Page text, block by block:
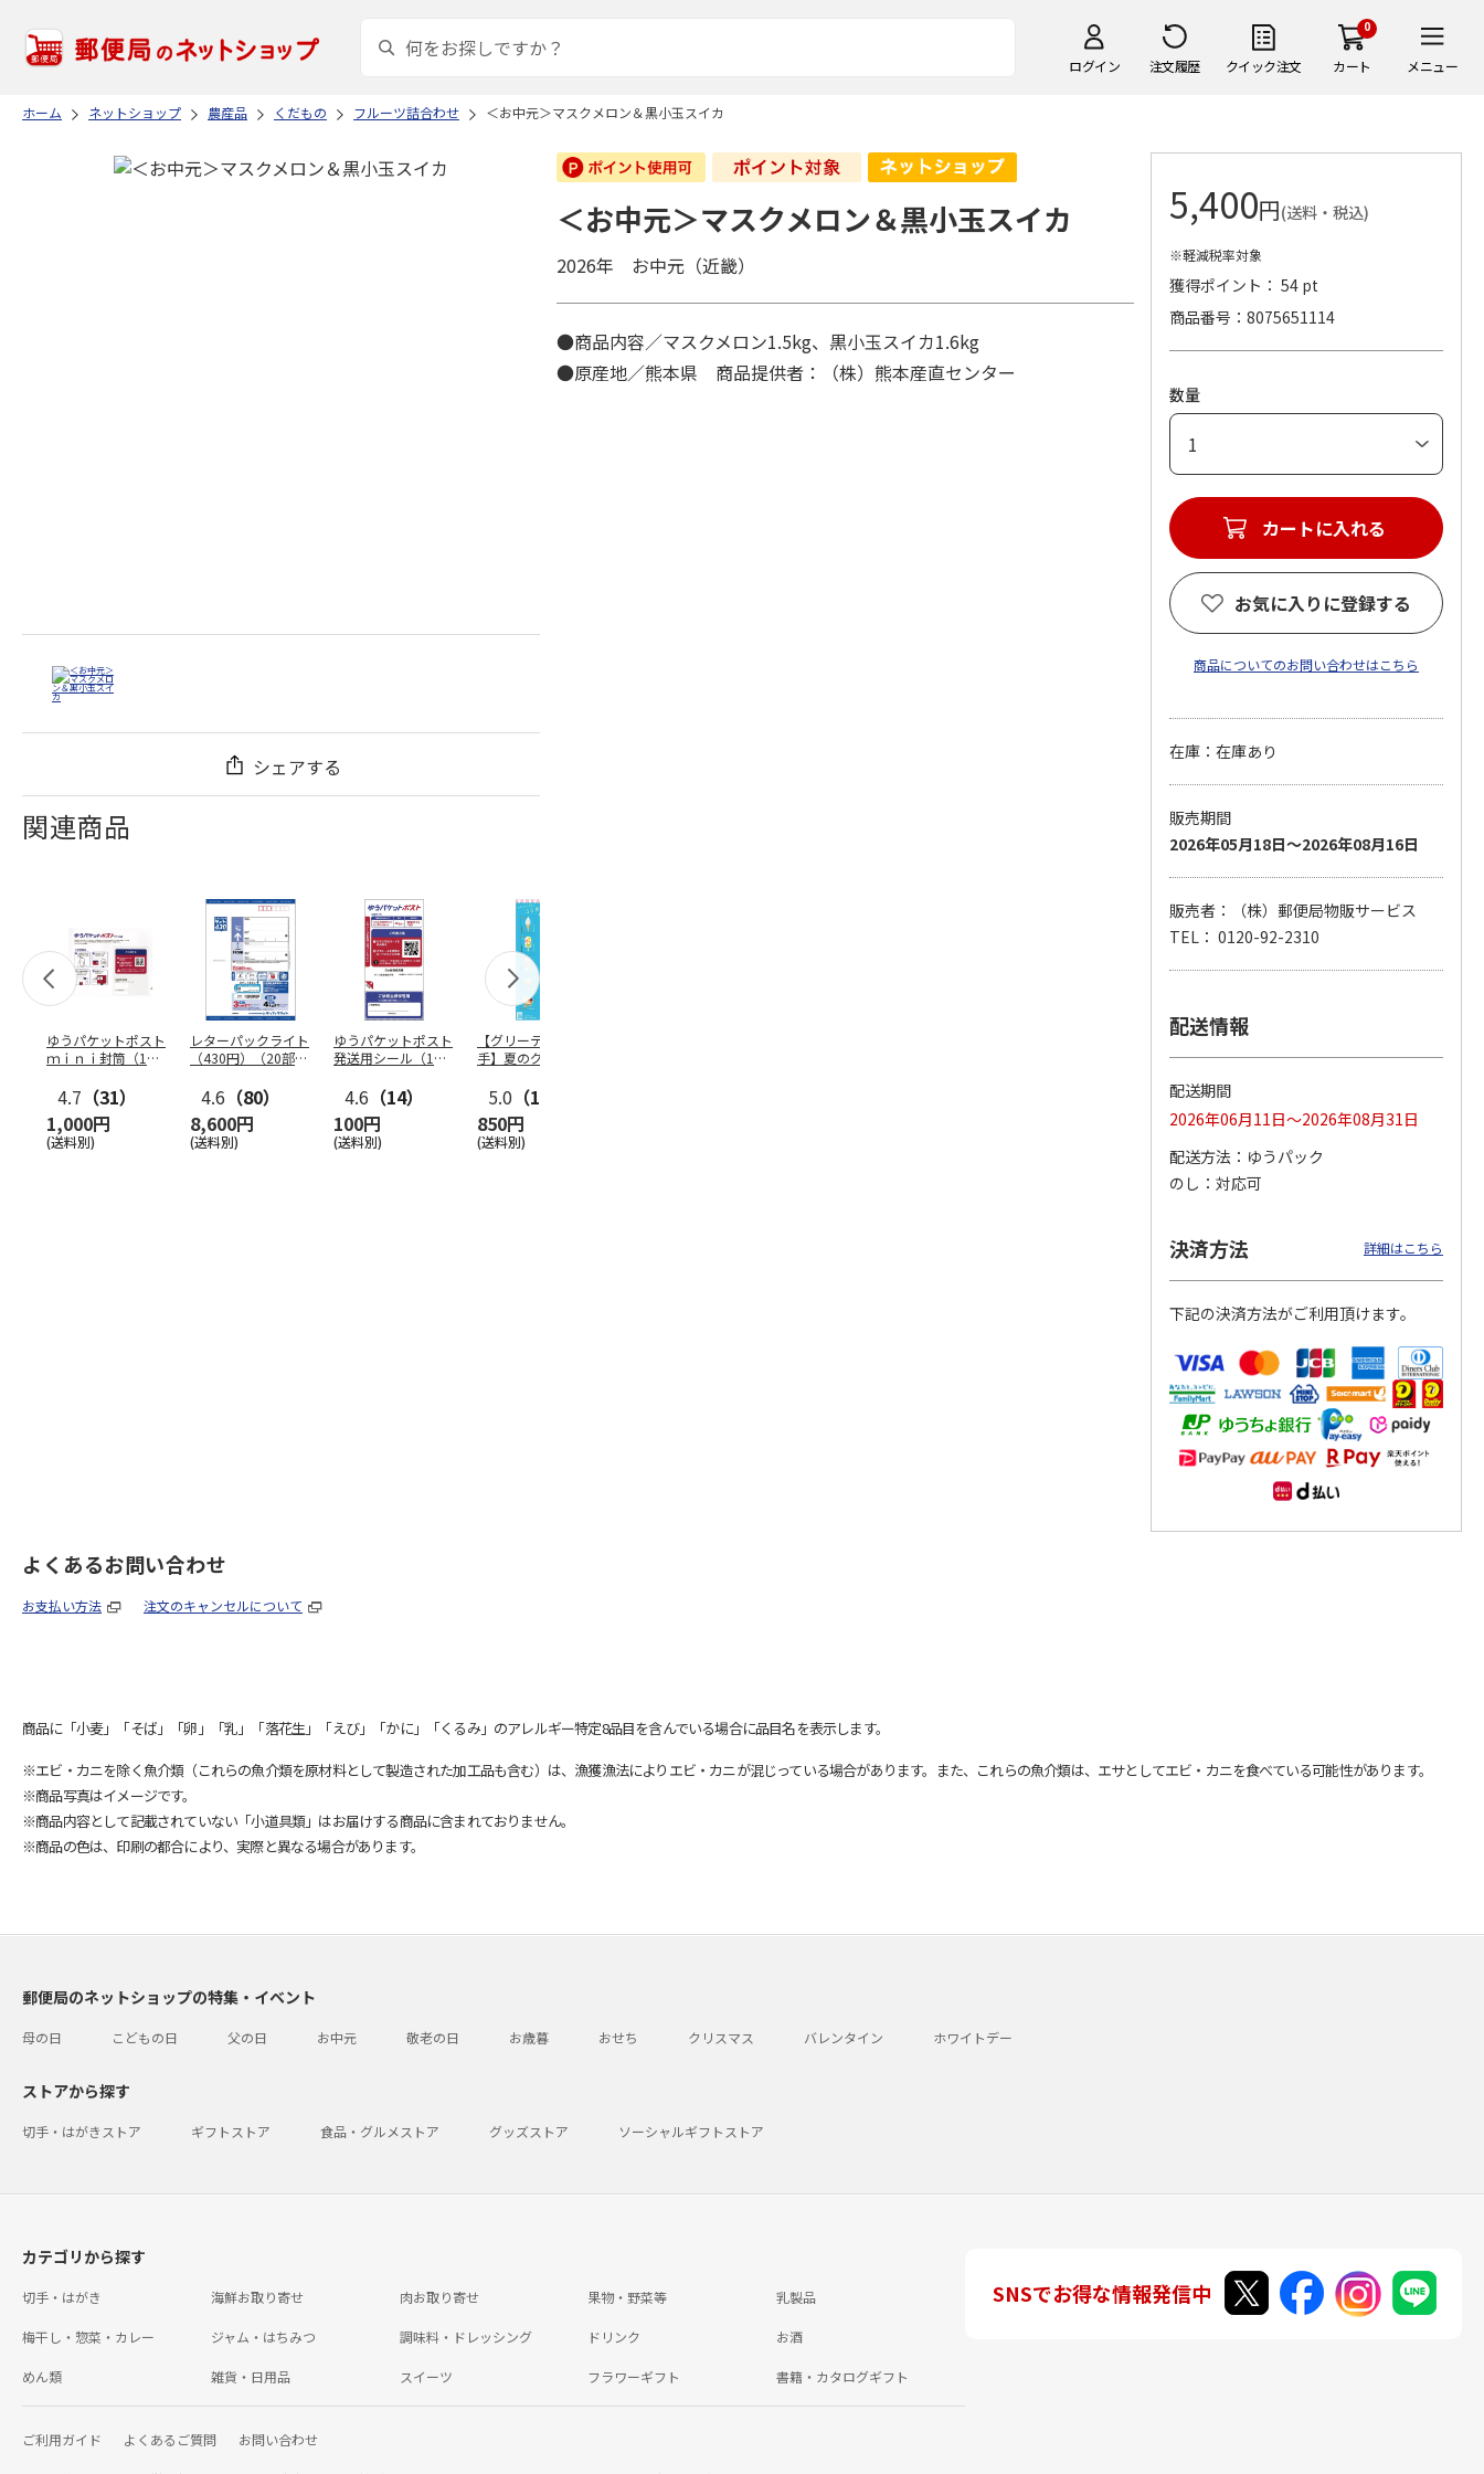
ログイン 注文履歴 クイック注文
0
カート メニュー
ホーム ネットショップ 農産品 くだもの フルーツ詰合わせ ＜お中元＞マスクメロン＆黒小玉スイカ
シェアする
関連商品
ゆうパケットポスト
ｍｉｎｉ封筒（1個
4.7 （31）
1,000円
(送料別)
レターパックライト
（430円）（20部セ
4.6 （80）
8,600円
(送料別)
ゆうパケットポスト
発送用シール（1個
4.6 （14）
100円
(送料別)
【グリーティング切
手】夏のグリーティ
5.0 （10）
850円
(送料別)
手】ハッピーグリー
【グリーティング切
手】グリーティング
円…
4.8（11）
5,500円
通切手・千鳥（1シ
11,000円
＜お中元＞マスクメロン＆黒小玉スイカ
2026年 お中元（近畿）
●商品内容／マスクメロン1.5kg、黒小玉スイカ1.6kg
●原産地／熊本県 商品提供者：（株）熊本産直センター
5,400円(送料・税込)
※軽減税率対象
獲得ポイント： 54 pt
商品番号
8075651114
数量
カートに入れる
お気に入りに登録する
商品についてのお問い合わせはこちら
在庫：在庫あり
販売期間
2026年05月18日～2026年08月16日
販売者：（株）郵便局物販サービス
TEL： 0120-92-2310
配送情報
配送期間
2026年06月11日～2026年08月31日
配送方法
ゆうパック
のし
対応可
決済方法 詳細はこちら
下記の決済方法がご利用頂けます。
よくあるお問い合わせ
お支払い方法 注文のキャンセルについて
商品に「小麦」「そば」「卵」「乳」「落花生」「えび」「かに」「くるみ」のアレルギー特定8品目を含んでいる場合に品目名を表示します。
※エビ・カニを除く魚介類（これらの魚介類を原材料として製造された加工品も含む）は、漁獲漁法によりエビ・カニが混じっている場合があります。また、これらの魚介類は、エサとしてエビ・カニを食べている可能性があります。
※商品写真はイメージです。
※商品内容として記載されていない「小道具類」はお届けする商品に含まれておりません。
※商品の色は、印刷の都合により、実際と異なる場合があります。
郵便局のネットショップの特集・イベント
母の日 こどもの日 父の日 お中元 敬老の日 お歳暮 おせち クリスマス バレンタイン ホワイトデー
ストアから探す
切手・はがきストア ギフトストア 食品・グルメストア グッズストア ソーシャルギフトストア
カテゴリから探す
切手・はがき 海鮮お取り寄せ 肉お取り寄せ 果物・野菜等 乳製品
梅干し・惣菜・カレー ジャム・はちみつ 調味料・ドレッシング ドリンク お酒
めん類 雑貨・日用品 スイーツ フラワーギフト 書籍・カタログギフト
ご利用ガイド よくあるご質問 お問い合わせ
SNSでお得な情報発信中